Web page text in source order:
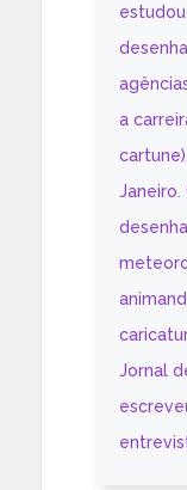
a
Janeiro.
Jornal